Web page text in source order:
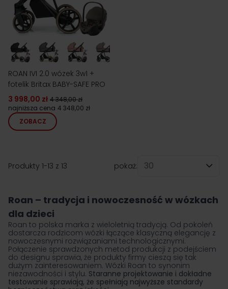
ROAN IVI 2.0 wózek 3w1 +
fotelik Britax BABY-SAFE PRO
3 998,00 zł 4 348,00 zł
najniższa cena 4 348,00 zł
ZOBACZ
Produkty 1-13 z 13
pokaż:
Roan – tradycja i nowoczesność w wózkach
dla dzieci
Roan to polska marka z wieloletnią tradycją. Od pokoleń
dostarcza rodzicom wózki łączące klasyczną elegancję z
nowoczesnymi rozwiązaniami technologicznymi.
Połączenie sprawdzonych metod produkcji z podejściem
do designu sprawia, że produkty firmy cieszą się tak
dużym zainteresowaniem. Wózki Roan to synonim
niezawodności i stylu. Staranne projektowanie i dokładne
testowanie sprawiają, że spełniają najwyższe standardy